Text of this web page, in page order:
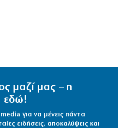
μαζί μας – η
εδώ!
για να μένεις πάντα
ειδήσεις, αποκαλύψεις και